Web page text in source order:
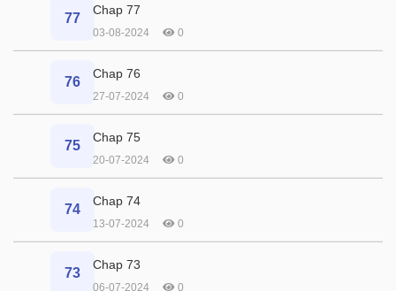
77
Chap 77
03-08-2024 0
76
Chap 76
27-07-2024 0
75
Chap 75
20-07-2024 0
74
Chap 74
13-07-2024 0
73
Chap 73
06-07-2024 0